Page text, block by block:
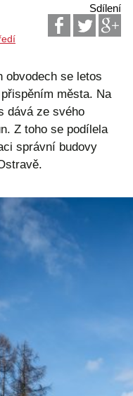
Sdílení
obvodech se letos
města. Na
dává ze svého
Z toho se podílela
správní budovy